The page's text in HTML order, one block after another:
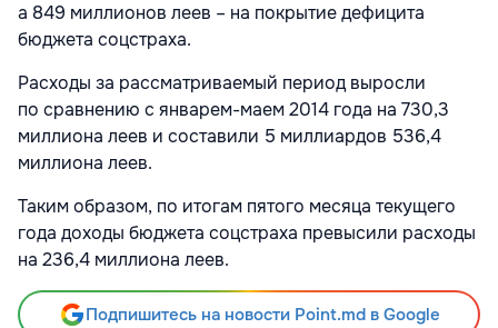
а 849 миллионов леев – на покрытие дефицита
бюджета соцстраха.
Расходы за рассматриваемый период выросли
по сравнению с январем-маем 2014 года на 730,3
миллиона леев и составили 5 миллиардов 536,4
миллиона леев.
Таким образом, по итогам пятого месяца текущего
года доходы бюджета соцстраха превысили расходы
на 236,4 миллиона леев.
Подпишитесь на новости Point.md в Google